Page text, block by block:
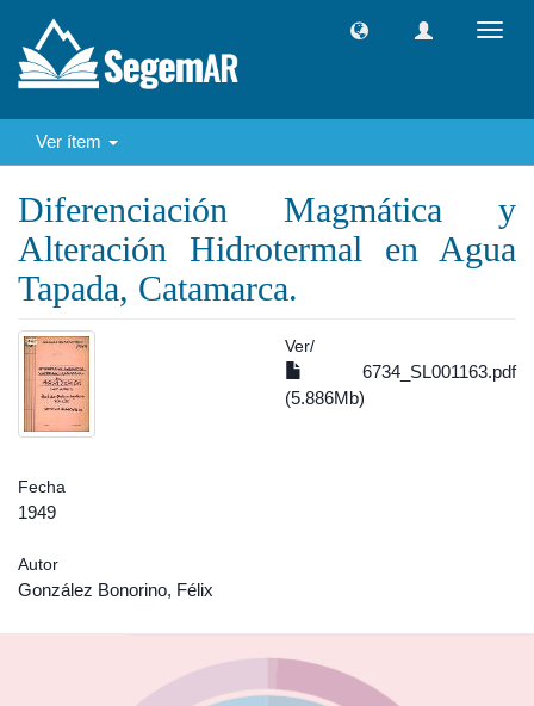
Ver ítem
Diferenciación Magmática y
Alteración Hidrotermal en Agua
Tapada, Catamarca.
Ver/
6734_SL001163.pdf
(5.886Mb)
Fecha
1949
Autor
González Bonorino, Félix